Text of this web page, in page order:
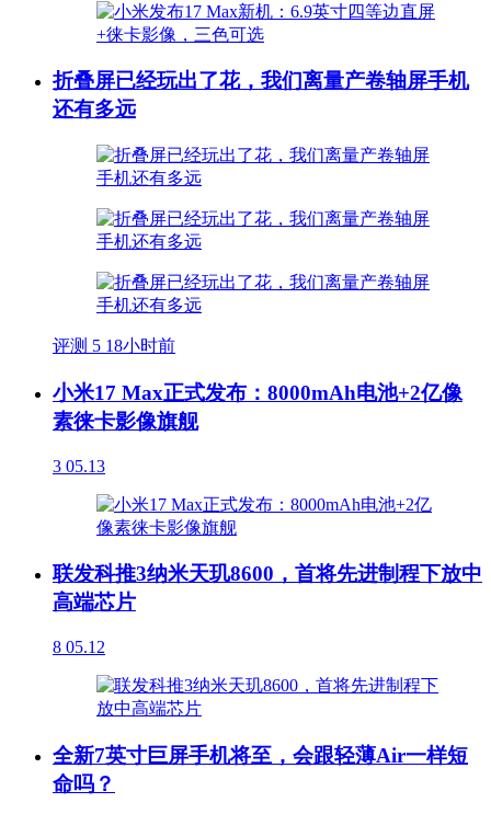
折叠屏已经玩出了花，我们离量产卷轴屏手机
还有多远
评测 5 18小时前
小米17 Max正式发布：8000mAh电池+2亿像
素徕卡影像旗舰
3 05.13
联发科推3纳米天玑8600，首将先进制程下放中
高端芯片
8 05.12
全新7英寸巨屏手机将至，会跟轻薄Air一样短
命吗？